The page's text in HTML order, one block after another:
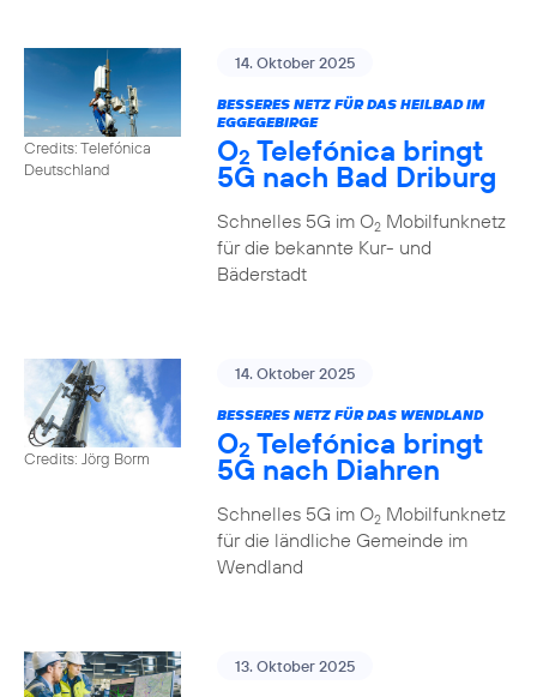
Credits: Telefónica
Deutschland
14. Oktober 2025
BESSERES NETZ FÜR DAS HEILBAD IM
EGGEGEBIRGE
O2 Telefónica bringt
5G nach Bad Driburg
Schnelles 5G im O2Mobilfunknetz
für die bekannte Kur- und
Bäderstadt
Credits: Jörg Borm
14. Oktober 2025
BESSERES NETZ FÜR DAS WENDLAND
O2 Telefónica bringt
5G nach Diahren
Schnelles 5G im O2Mobilfunknetz
für die ländliche Gemeinde im
Wendland
13. Oktober 2025